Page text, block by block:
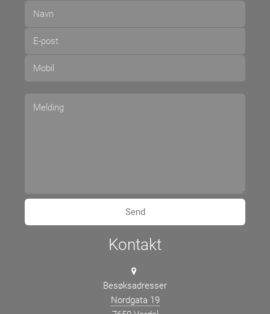
Kontakt
Besøksadresser
Nordgata 19